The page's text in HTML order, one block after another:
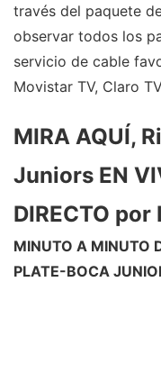
través del paquete
observar todos los
servicio de cable
Movistar TV, Claro
MIRA AQUÍ,
Juniors EN
DIRECTO
MINUTO A MINUTO
PLATE-BOCA